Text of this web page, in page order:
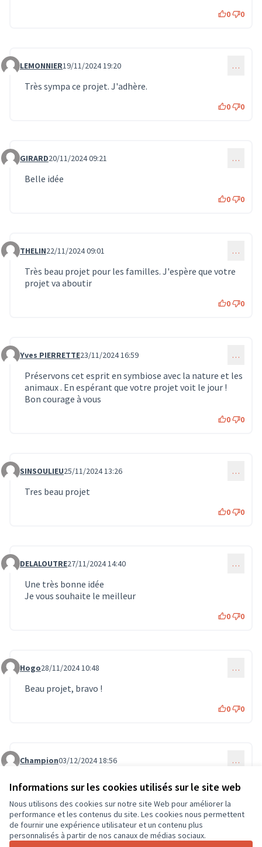
Informations sur les cookies utilisés sur le site web
Nous utilisons des cookies sur notre site Web pour améliorer la
performance et les contenus du site. Les cookies nous permettent
de fournir une expérience utilisateur et un contenu plus
personnalisés à partir de nos canaux de médias sociaux.
0 0
Commentaire 1256
LEMONNIER19/11/2024 19:20 …
Très sympa ce projet. J'adhère.
0 0
Commentaire 1264
GIRARD20/11/2024 09:21 …
Belle idée
0 0
Commentaire 1278
THELIN22/11/2024 09:01 …
Très beau projet pour les familles. J'espère que votre
projet va aboutir
0 0
Commentaire 1297
Yves PIERRETTE23/11/2024 16:59 …
Préservons cet esprit en symbiose avec la nature et les
animaux . En espérant que votre projet voit le jour !
Bon courage à vous
0 0
Commentaire 1331
SINSOULIEU25/11/2024 13:26 …
Tres beau projet
0 0
Commentaire 1412
DELALOUTRE27/11/2024 14:40 …
Une très bonne idée
Je vous souhaite le meilleur
0 0
Commentaire 1427
Hogo28/11/2024 10:48 …
Beau projet, bravo !
0 0
Commentaire 1532
Champion03/12/2024 18:56 …
Bravo !!
0